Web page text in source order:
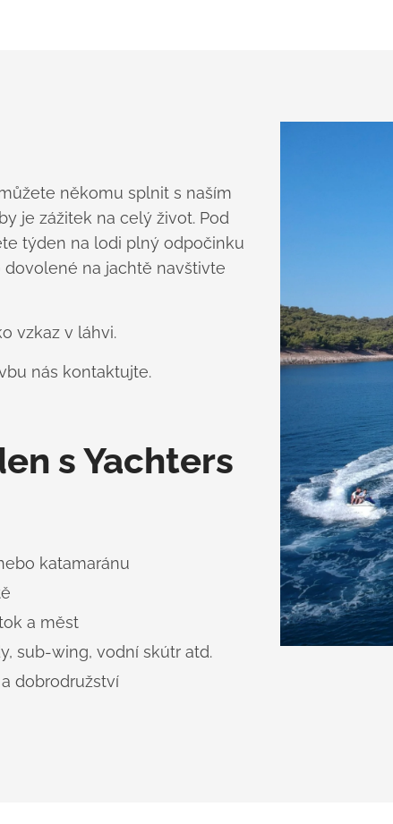
někomu splnit s naším
je zážitek na celý život. Pod
týden na lodi plný odpočinku
dovolené na jachtě navštivte
vzkaz v láhvi.
nás kontaktujte.
s Yachters
katamaránu
a měst
sub-wing, vodní skútr atd.
dobrodružství